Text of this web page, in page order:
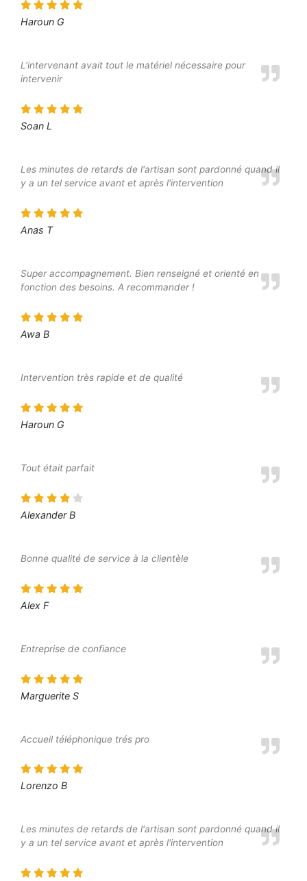
Haroun G
L'intervenant avait tout le matériel nécessaire pour
intervenir
Soan L
Les minutes de retards de l'artisan sont pardonné quand il
y a un tel service avant et après l'intervention
Anas T
Super accompagnement. Bien renseigné et orienté en
fonction des besoins. A recommander !
Awa B
Intervention très rapide et de qualité
Haroun G
Tout était parfait
Alexander B
Bonne qualité de service à la clientèle
Alex F
Entreprise de confiance
Marguerite S
Accueil téléphonique trés pro
Lorenzo B
Les minutes de retards de l'artisan sont pardonné quand il
y a un tel service avant et après l'intervention